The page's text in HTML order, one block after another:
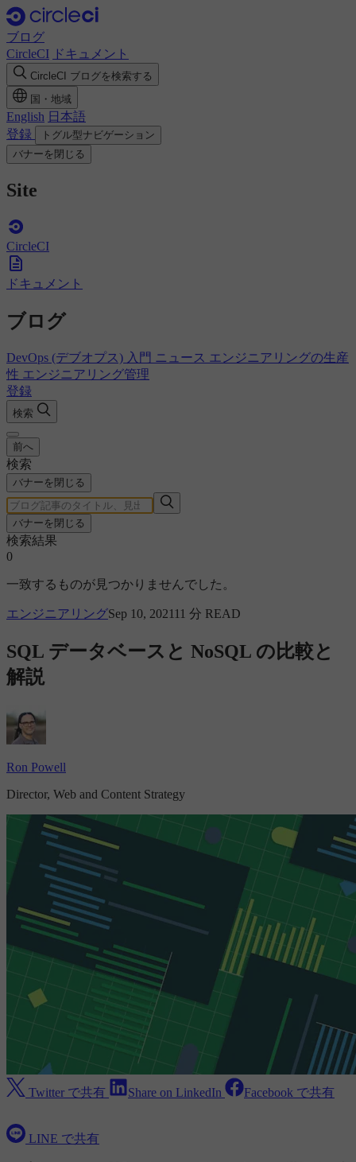
ブログ
CircleCI ドキュメント
CircleCI ブログを検索する
国・地域
English 日本語
登録
トグル型ナビゲーション
バナーを閉じる
Site
CircleCI
ドキュメント
ブログ
DevOps (デブオプス) 入門 ニュース エンジニアリングの生産
性 エンジニアリング管理
登録
検索
前へ
検索
バナーを閉じる
バナーを閉じる
検索結果
0
一致するものが見つかりませんでした。
エンジニアリングSep 10, 2021 11 分 READ
SQL データベースと NoSQL の比較と
解説
Ron Powell
Director, Web and Content Strategy
Twitter で共有 Share on LinkedIn Facebook で共有
LINE で共有